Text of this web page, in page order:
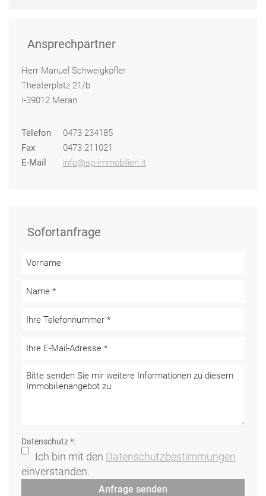
Ansprechpartner
Herr Manuel Schweigkofler
Theaterplatz 21/b
I-39012 Meran
Telefon
0473 234185
Fax
0473 211021
E-Mail
info@sp-immobilien.it
Sofortanfrage
Datenschutz *:
Ich bin mit den Datenschutzbestimmungen
einverstanden.
Anfrage senden